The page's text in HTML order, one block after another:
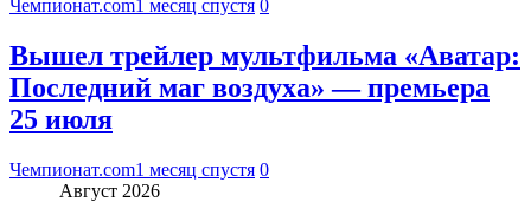
Чемпионат.com1 месяц спустя 0
Вышел трейлер мультфильма «Аватар:
Последний маг воздуха» — премьера
25 июля
Чемпионат.com1 месяц спустя 0
Август 2026